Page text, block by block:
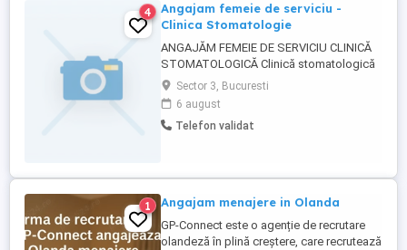
4
Angajam femeie de serviciu -
Clinica Stomatologie
ANGAJĂM FEMEIE DE SERVICIU CLINICĂ
STOMATOLOGICĂ Clinică stomatologică
serioasă și modernă caută femeie de
serviciu pentru întreținerea și igienizarea
spațiului. Responsabilități: Curățarea și
igienizarea clinicii; Întreținerea zilnică a
Sector 3, Bucuresti
6 august
Telefon validat
1 Angajam menajere in Olanda
GP-Connect este o agenție de recrutare
olandeză în plină creștere, care recrutează